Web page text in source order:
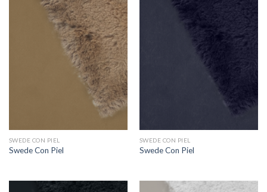
SWEDE CON PIEL
Swede Con Piel
SWEDE CON PIEL
Swede Con Piel